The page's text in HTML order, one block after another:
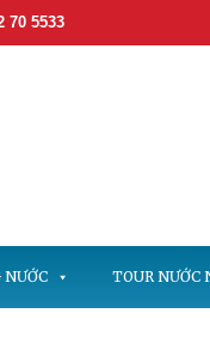
70 5533
NƯỚC TOUR NƯỚC